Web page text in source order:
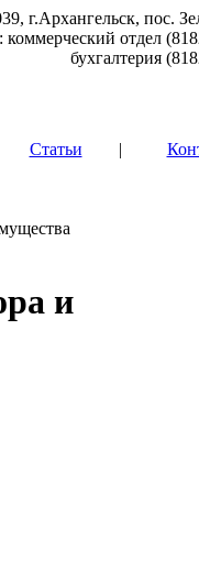
г.Архангельск, пос.
коммерческий отдел
бухгалтерия
Статьи |
и